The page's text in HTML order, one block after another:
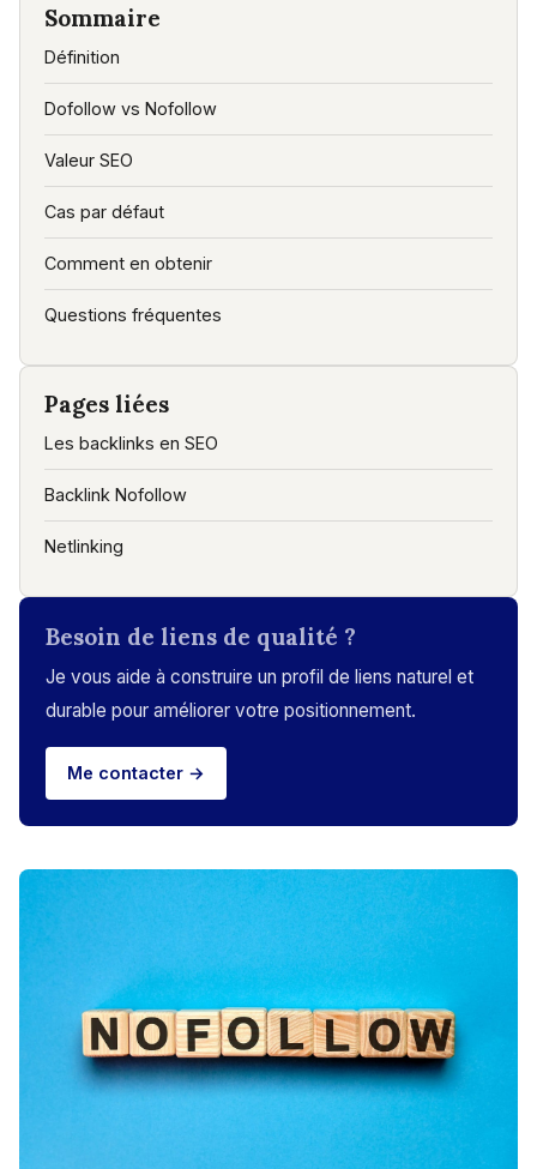
Sommaire
Définition
Dofollow vs Nofollow
Valeur SEO
Cas par défaut
Comment en obtenir
Questions fréquentes
Pages liées
Les backlinks en SEO
Backlink Nofollow
Netlinking
Besoin de liens de qualité ?
Je vous aide à construire un profil de liens naturel et
durable pour améliorer votre positionnement.
Me contacter →